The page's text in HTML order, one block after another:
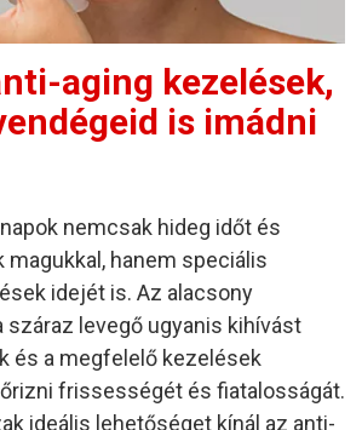
aging kezelések,
is imádni
nemcsak hideg időt és
magukkal, hanem speciális
idejét is. Az alacsony
száraz levegő ugyanis kihívást
és a megfelelő kezelések
frissességét és fiatalosságát.
ideális lehetőséget kínál az anti-